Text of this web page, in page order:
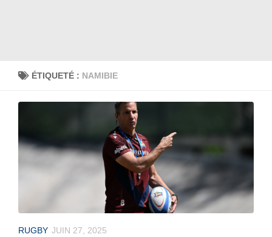
ÉTIQUETÉ : NAMIBIE
RUGBY JUIN 27, 2025